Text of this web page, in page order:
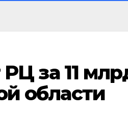
за 11
области